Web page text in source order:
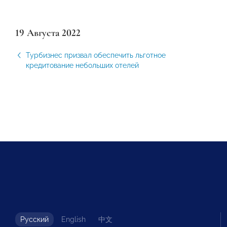
19 Августа 2022
Турбизнес призвал обеспечить льготное
кредитование небольших отелей
Русский English 中文